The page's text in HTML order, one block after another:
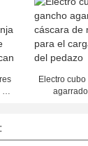
³
Electro